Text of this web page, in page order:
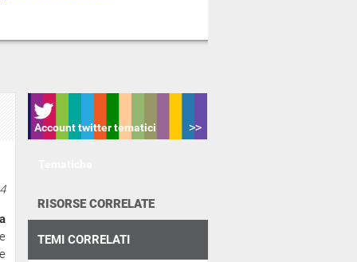
Account twitter tematici
RISORSE CORRELATE
TEMI CORRELATI